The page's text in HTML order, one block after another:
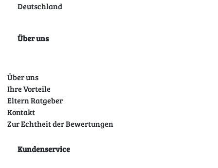
Deutschland
Über uns
Über uns
Ihre Vorteile
Eltern Ratgeber
Kontakt
Zur Echtheit der Bewertungen
Kundenservice